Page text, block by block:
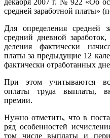
декабря 2007 г. № 922 «Об
средней заработной платы»
Для определения средней
средний дневной
деления фактически
платы за предыдущие 12
фактически отработанных
При этом учитываются
оплаты труда выплаты,
премии.
Нужно отметить, что в
ряд особенностей
том числе выплаты и